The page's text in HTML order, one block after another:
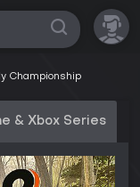
Championship
& Xbox Series